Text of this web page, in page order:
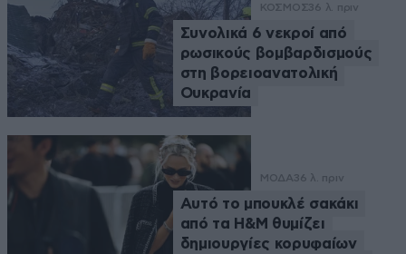
ΚΟΣΜΟΣ36 λ. πριν
Συνολικά 6 νεκροί από
ρωσικούς βομβαρδισμούς
στη βορειοανατολική
Ουκρανία
ΜΟΔΑ36 λ. πριν
Αυτό το μπουκλέ σακάκι
από τα H&M θυμίζει
δημιουργίες κορυφαίων